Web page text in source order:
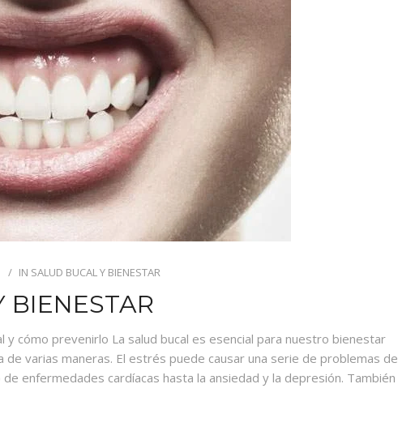
IN SALUD BUCAL Y BIENESTAR
BIENESTAR
y cómo prevenirlo La salud bucal es esencial para nuestro bienestar
varias maneras. El estrés puede causar una serie de problemas de
enfermedades cardíacas hasta la ansiedad y la depresión. También